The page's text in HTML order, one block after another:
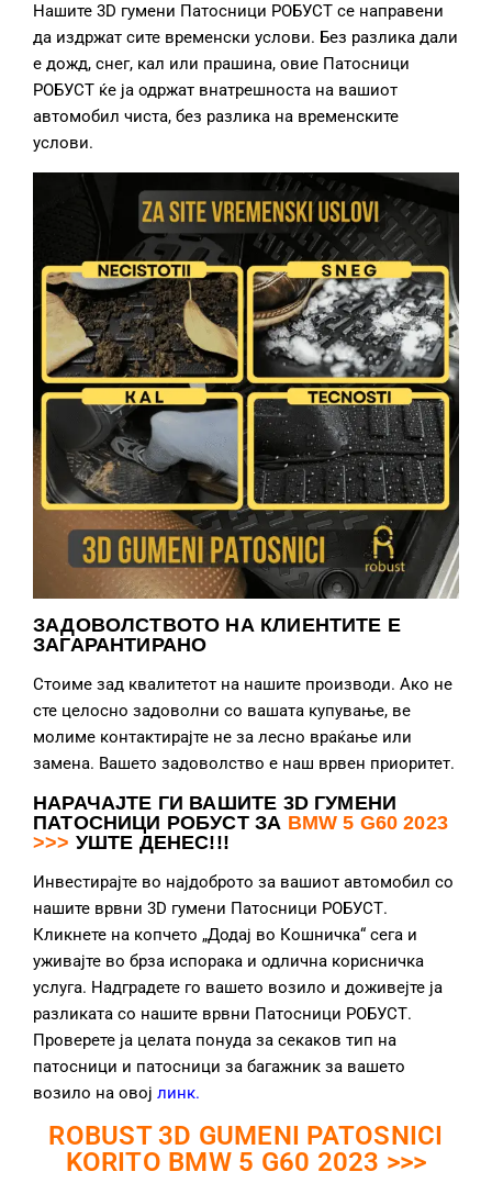
Нашите 3D гумени Патосници РОБУСТ се направени
да издржат сите временски услови. Без разлика дали
е дожд, снег, кал или прашина, овие Патосници
РОБУСТ ќе ја одржат внатрешноста на вашиот
автомобил чиста, без разлика на временските
услови.
ЗАДОВОЛСТВОТО НА КЛИЕНТИТЕ Е
ЗАГАРАНТИРАНО
Стоиме зад квалитетот на нашите производи. Ако не
сте целосно задоволни со вашата купување, ве
молиме контактирајте не за лесно враќање или
замена. Вашето задоволство е наш врвен приоритет.
НАРАЧАЈТЕ ГИ ВАШИТЕ 3D ГУМЕНИ
ПАТОСНИЦИ РОБУСТ ЗА BMW 5 G60 2023
>>> УШТЕ ДЕНЕС!!!
Инвестирајте во најдоброто за вашиот автомобил со
нашите врвни 3D гумени Патосници РОБУСТ.
Кликнете на копчето „Додај во Кошничка“ сега и
уживајте во брза испорака и одлична корисничка
услуга. Надградете го вашето возило и доживејте ја
разликата со нашите врвни Патосници РОБУСТ.
Проверете ја целата понуда за секаков тип на
патосници и патосници за багажник за вашето
возило на овој линк.
ROBUST 3D GUMENI PATOSNICI
KORITO BMW 5 G60 2023 >>>